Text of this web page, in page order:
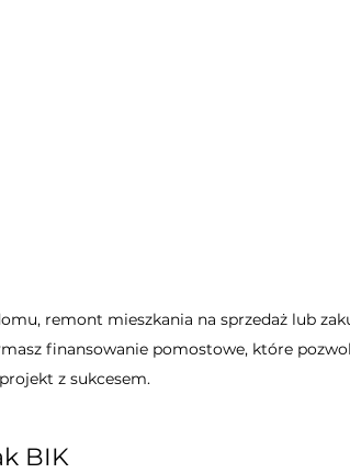
remont mieszkania na sprzedaż lub
finansowanie pomostowe, które
projekt z sukcesem.
BIK